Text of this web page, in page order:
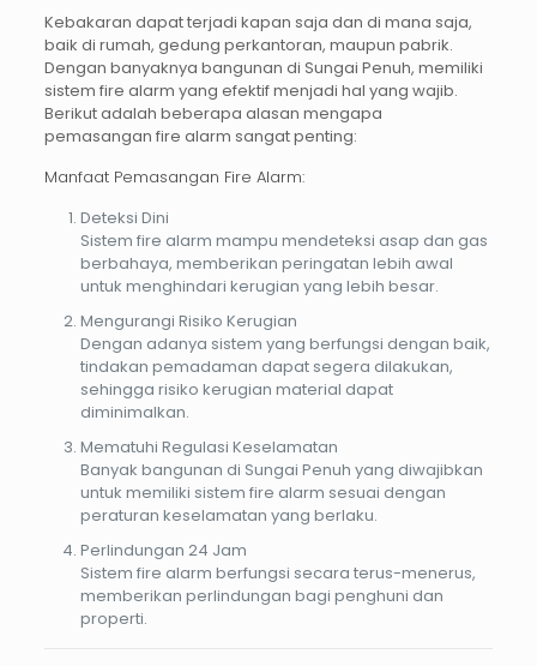
Kebakaran dapat terjadi kapan saja dan di mana saja,
baik di rumah, gedung perkantoran, maupun pabrik.
Dengan banyaknya bangunan di Sungai Penuh, memiliki
sistem fire alarm yang efektif menjadi hal yang wajib.
Berikut adalah beberapa alasan mengapa
pemasangan fire alarm sangat penting:
Manfaat Pemasangan Fire Alarm:
Deteksi Dini
Sistem fire alarm mampu mendeteksi asap dan gas
berbahaya, memberikan peringatan lebih awal
untuk menghindari kerugian yang lebih besar.
Mengurangi Risiko Kerugian
Dengan adanya sistem yang berfungsi dengan baik,
tindakan pemadaman dapat segera dilakukan,
sehingga risiko kerugian material dapat
diminimalkan.
Mematuhi Regulasi Keselamatan
Banyak bangunan di Sungai Penuh yang diwajibkan
untuk memiliki sistem fire alarm sesuai dengan
peraturan keselamatan yang berlaku.
Perlindungan 24 Jam
Sistem fire alarm berfungsi secara terus-menerus,
memberikan perlindungan bagi penghuni dan
properti.